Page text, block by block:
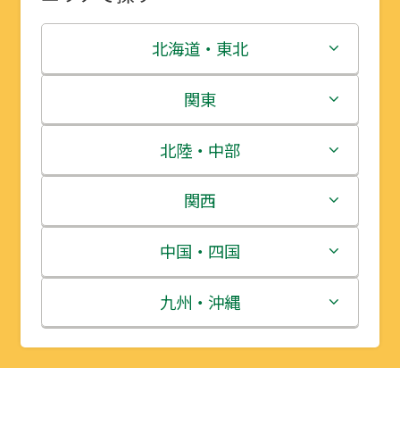
北海道・東北
北海道
青森県
岩手県
宮城県
秋田県
山形県
関東
茨城県
栃木県
群馬県
埼玉県
千葉県
北陸・中部
新潟県
富山県
石川県
福井県
関西
三重県
滋賀県
京都府
中国・四国
鳥取県
島根県
九州・沖縄
福岡県